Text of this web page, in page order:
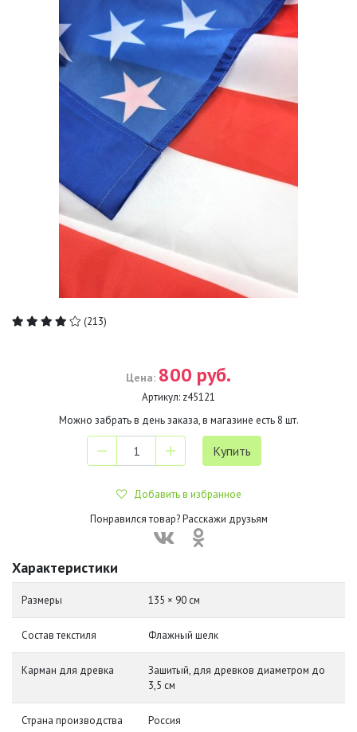
(213)
Цена: 800 руб.
Артикул: z45121
Можно забрать в день заказа, в магазине есть 8 шт.
Добавить в избранное
Понравился товар? Расскажи друзьям
Характеристики
Размеры 135 × 90 см
Состав текстиля Флажный шелк
Карман для древка
Зашитый, для древков диаметром до
3,5 см
Страна производства Россия